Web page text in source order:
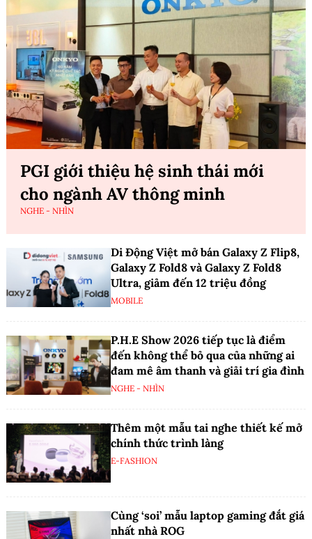
PGI giới thiệu hệ sinh thái mới
cho ngành AV thông minh
NGHE - NHÌN
Di Động Việt mở bán Galaxy Z Flip8,
Galaxy Z Fold8 và Galaxy Z Fold8
Ultra, giảm đến 12 triệu đồng
MOBILE
P.H.E Show 2026 tiếp tục là điểm
đến không thể bỏ qua của những ai
đam mê âm thanh và giải trí gia đình
NGHE - NHÌN
Thêm một mẫu tai nghe thiết kế mở
chính thức trình làng
E-FASHION
Cùng ‘soi’ mẫu laptop gaming đắt giá
nhất nhà ROG